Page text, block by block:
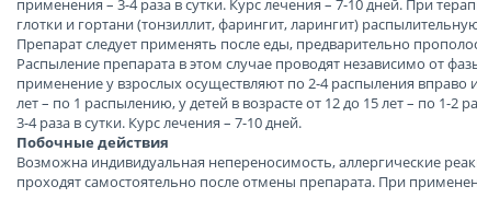
применения – 3-4 раза в сутки. Курс лечения – 7-10 дней. При
глотки и гортани (тонзиллит, фарингит, ларингит)
Препарат следует применять после еды, предварительно
Распыление препарата в этом случае проводят независимо от
применение у взрослых осуществляют по 2-4 распыления вправо и
лет – по 1 распылению, у детей в возрасте от 12 до 15 лет – по 1-2
3-4 раза в сутки. Курс лечения – 7-10 дней.
Побочные действия
Возможна индивидуальная непереносимость, аллергические
проходят самостоятельно после отмены препарата. При